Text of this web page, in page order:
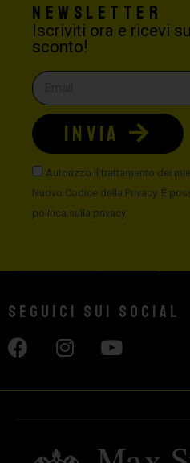
Newsletter
Iscriviti ora e ricevi
sconto!
Autorizzo il trattamento dei
Nuovo Codice della Privacy. È
politica sulla privacy
INVIA
Seguici sui social